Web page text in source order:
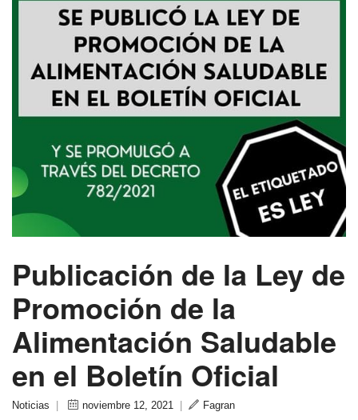
Publicación de la Ley de
Promoción de la
Alimentación Saludable
en el Boletín Oficial
Noticias noviembre 12, 2021 Fagran